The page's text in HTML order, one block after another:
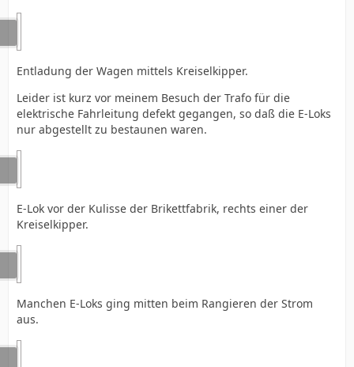
Entladung der Wagen mittels Kreiselkipper.
Leider ist kurz vor meinem Besuch der Trafo für die
elektrische Fahrleitung defekt gegangen, so daß die E-Loks
nur abgestellt zu bestaunen waren.
E-Lok vor der Kulisse der Brikettfabrik, rechts einer der
Kreiselkipper.
Manchen E-Loks ging mitten beim Rangieren der Strom
aus.